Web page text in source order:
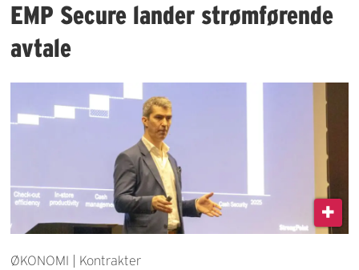
EMP Secure lander strømførende
avtale
ØKONOMI | Kontrakter